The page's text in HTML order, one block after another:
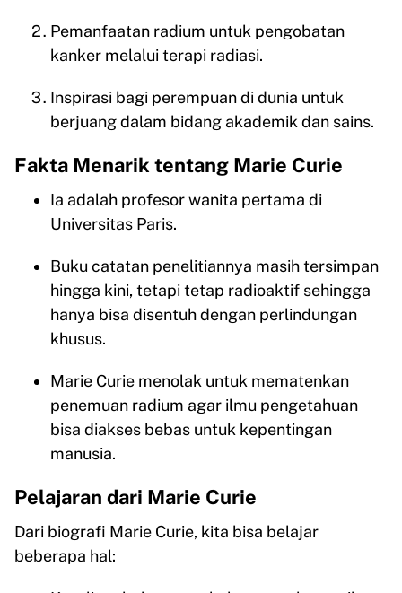
Pemanfaatan radium untuk pengobatan
kanker melalui terapi radiasi.
Inspirasi bagi perempuan di dunia untuk
berjuang dalam bidang akademik dan sains.
Fakta Menarik tentang Marie Curie
Ia adalah profesor wanita pertama di
Universitas Paris.
Buku catatan penelitiannya masih tersimpan
hingga kini, tetapi tetap radioaktif sehingga
hanya bisa disentuh dengan perlindungan
khusus.
Marie Curie menolak untuk mematenkan
penemuan radium agar ilmu pengetahuan
bisa diakses bebas untuk kepentingan
manusia.
Pelajaran dari Marie Curie
Dari biografi Marie Curie, kita bisa belajar
beberapa hal: